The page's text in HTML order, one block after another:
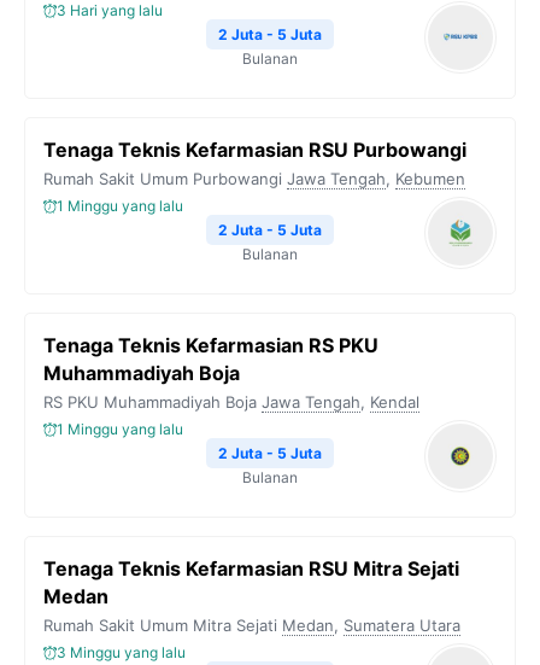
3 Hari yang lalu
2 Juta - 5 Juta
Bulanan
Tenaga Teknis Kefarmasian RSU Purbowangi
Rumah Sakit Umum Purbowangi Jawa Tengah, Kebumen
1 Minggu yang lalu
2 Juta - 5 Juta
Bulanan
Tenaga Teknis Kefarmasian RS PKU
Muhammadiyah Boja
RS PKU Muhammadiyah Boja Jawa Tengah, Kendal
1 Minggu yang lalu
2 Juta - 5 Juta
Bulanan
Tenaga Teknis Kefarmasian RSU Mitra Sejati
Medan
Rumah Sakit Umum Mitra Sejati Medan, Sumatera Utara
3 Minggu yang lalu